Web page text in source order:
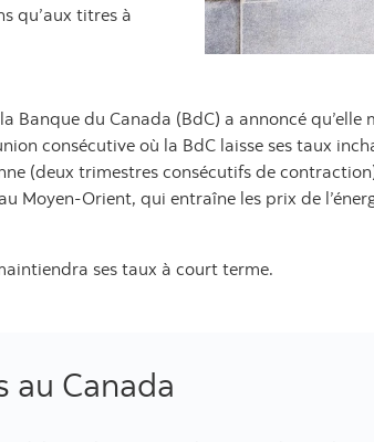
qu’aux titres à
Banque du Canada (BdC) a annoncé
consécutive où la BdC laisse ses taux
(deux trimestres consécutifs de
Moyen-Orient, qui entraîne les prix de
ses taux à court terme.
au Canada